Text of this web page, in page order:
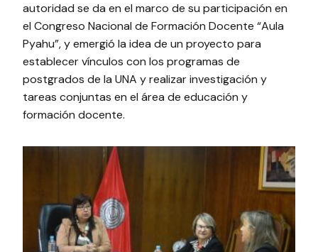
autoridad se da en el marco de su participación en
el Congreso Nacional de Formación Docente “Aula
Pyahu”, y emergió la idea de un proyecto para
establecer vínculos con los programas de
postgrados de la UNA y realizar investigación y
tareas conjuntas en el área de educación y
formación docente.